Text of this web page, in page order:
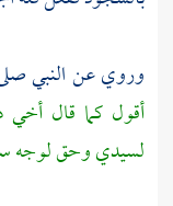
وروي عن النبي
أقول كما قال أخي
لسيدي وحق لوجه